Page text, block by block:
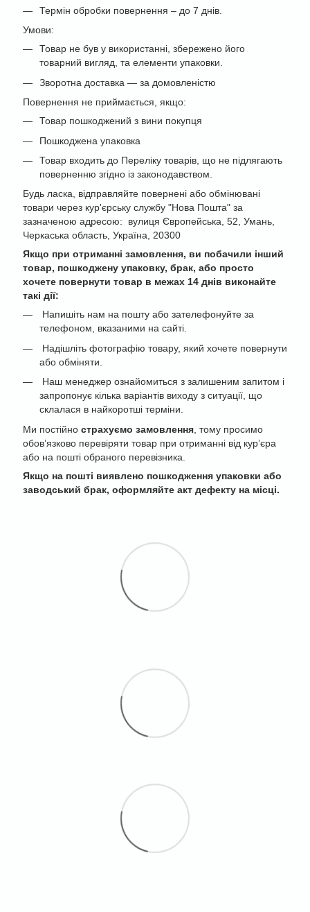
Термін обробки повернення – до 7 днів.
Умови:
Товар не був у використанні, збережено його
товарний вигляд, та елементи упаковки.
Зворотна доставка — за домовленістю
Повернення не приймається, якщо:
Товар пошкоджений з вини покупця
Пошкоджена упаковка
Товар входить до Переліку товарів, що не підлягають
поверненню згідно із законодавством.
Будь ласка, відправляйте повернені або обмінювані
товари через кур'єрську службу "Нова Пошта" за
зазначеною адресою: вулиця Європейська, 52, Умань,
Черкаська область, Україна, 20300
Якщо при отриманні замовлення, ви побачили інший
товар, пошкоджену упаковку, брак, або просто
хочете повернути товар в межах 14 днів виконайте
такі дії:
Напишіть нам на пошту або зателефонуйте за
телефоном, вказаними на сайті.
Надішліть фотографію товару, який хочете повернути
або обміняти.
Наш менеджер ознайомиться з залишеним запитом і
запропонує кілька варіантів виходу з ситуації, що
склалася в найкоротші терміни.
Ми постійно страхуємо замовлення , тому просимо
обов’язково перевіряти товар при отриманні від кур’єра
або на пошті обраного перевізника.
Якщо на пошті виявлено пошкодження упаковки або
заводський брак, оформляйте акт дефекту на місці.